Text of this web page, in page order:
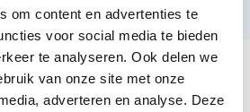
om content en advertenties te
voor social media te bieden
te analyseren. Ook delen we
van onze site met onze
adverteren en analyse. Deze
blogs